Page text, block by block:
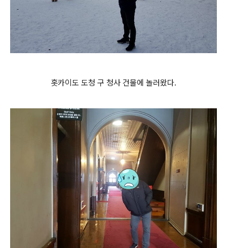
홋카이도 도청 구 청사 건물에 놀러왔다.